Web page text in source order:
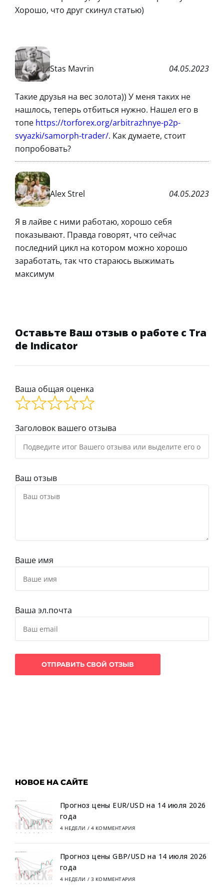
Хорошо, что друг скинул статью)
Stas Mavrin 04.05.2023
Такие друзья на вес золота)) У меня таких не
нашлось, теперь отбиться нужно. Нашел его в
топе https://torforex.org/arbitrazhnye-p2p-
svyazki/samorph-trader/. Как думаете, стоит
попробовать?
Alex Strel 04.05.2023
Я в лайве с ними работаю, хорошо себя
показывают. Правда говорят, что сейчас
последний цикл на котором можно хорошо
заработать, так что стараюсь выжимать
максимум
Оставьте Ваш отзыв о работе с Tra
de Indicator
Ваша общая оценка
Заголовок вашего отзыва
Ваш отзыв
Ваше имя
Ваша эл.почта
НОВОЕ НА САЙТЕ
Прогноз цены EUR/USD на 14 июля 2026
года
4 НЕДЕЛИ / 4 КОММЕНТАРИЯ
Прогноз цены GBP/USD на 14 июля 2026
года
4 НЕДЕЛИ / 3 КОММЕНТАРИЯ